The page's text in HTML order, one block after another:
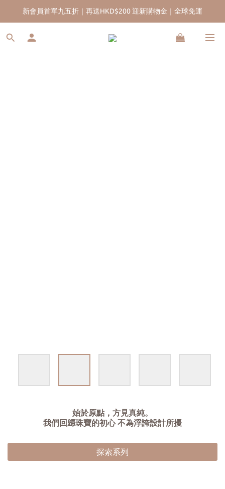
香港13年珍珠品牌｜實體門市｜五年售後保養服務
新會員首單九五折｜再送HKD$200 迎新購物金｜全球免運
香港13年珍珠品牌｜實體門市｜五年售後保養服務
始於原點，方見真純。
我們回歸珠寶的初心 不為浮誇設計所擾
探索系列